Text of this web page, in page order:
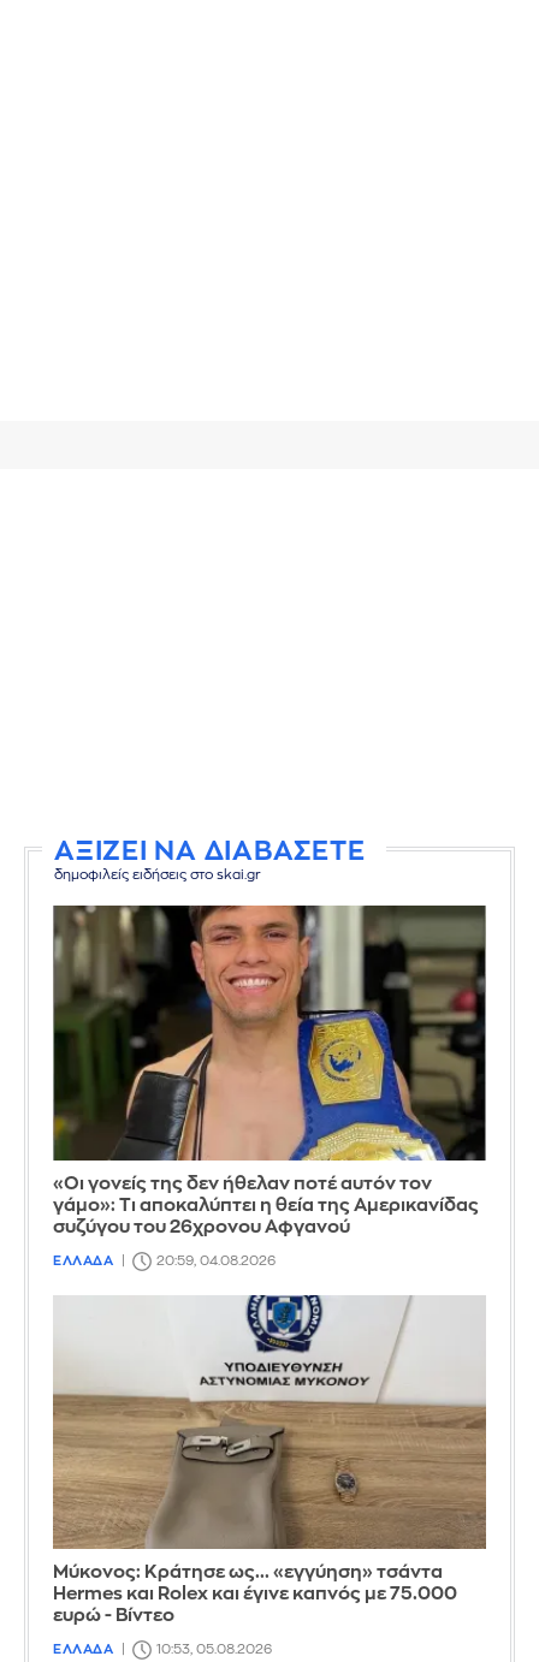
ΑΞΙΖΕΙ ΝΑ ΔΙΑΒΑΣΕΤΕ
δημοφιλείς ειδήσεις στο skai.gr
«Οι γονείς της δεν ήθελαν ποτέ αυτόν τον
γάμο»: Τι αποκαλύπτει η θεία της Αμερικανίδας
συζύγου του 26χρονου Αφγανού
ΕΛΛΑΔΑ 20:59, 04.08.2026
Μύκονος: Κράτησε ως... «εγγύηση» τσάντα
Hermes και Rolex και έγινε καπνός με 75.000
ευρώ - Βίντεο
ΕΛΛΑΔΑ 10:53, 05.08.2026